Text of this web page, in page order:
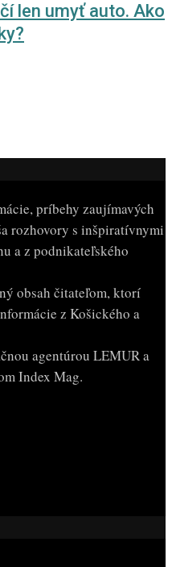
len umyť auto. Ako
príbehy zaujímavých
rozhovory s inšpiratívnymi
a z podnikateľského
obsah čitateľom, ktorí
z Košického a
agentúrou LEMUR a
Index Mag.